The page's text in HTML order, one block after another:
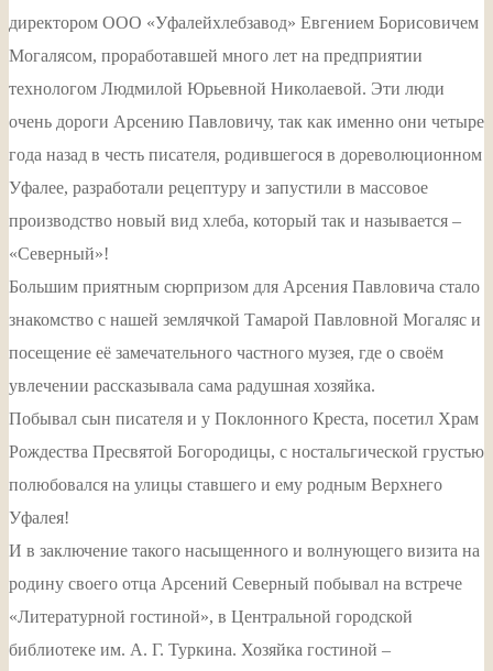
директором ООО «Уфалейхлебзавод» Евгением Борисовичем
Могалясом, проработавшей много лет на предприятии
технологом Людмилой Юрьевной Николаевой. Эти люди
очень дороги Арсению Павловичу, так как именно они четыре
года назад в честь писателя, родившегося в дореволюционном
Уфалее, разработали рецептуру и запустили в массовое
производство новый вид хлеба, который так и называется –
«Северный»!
Большим приятным сюрпризом для Арсения Павловича стало
знакомство с нашей землячкой Тамарой Павловной Могаляс и
посещение её замечательного частного музея, где о своём
увлечении рассказывала сама радушная хозяйка.
Побывал сын писателя и у Поклонного Креста, посетил Храм
Рождества Пресвятой Богородицы, с ностальгической грустью
полюбовался на улицы ставшего и ему родным Верхнего
Уфалея!
И в заключение такого насыщенного и волнующего визита на
родину своего отца Арсений Северный побывал на встрече
«Литературной гостиной», в Центральной городской
библиотеке им. А. Г. Туркина. Хозяйка гостиной –